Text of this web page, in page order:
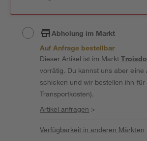
Abholung im Markt
Auf Anfrage bestellbar
Dieser Artikel ist im Markt
vorrätig. Du kannst uns aber eine
schicken und wir bestellen ihn für
Transportkosten).
Artikel anfragen >
Verfügbarkeit in anderen Märkten